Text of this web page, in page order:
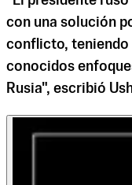
con una solución
conflicto, teniendo
conocidos
Rusia", escribió